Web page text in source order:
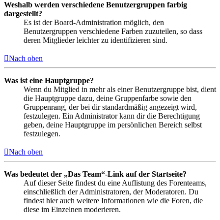
Weshalb werden verschiedene Benutzergruppen farbig
dargestellt?
Es ist der Board-Administration möglich, den
Benutzergruppen verschiedene Farben zuzuteilen, so dass
deren Mitglieder leichter zu identifizieren sind.
Nach oben
Was ist eine Hauptgruppe?
Wenn du Mitglied in mehr als einer Benutzergruppe bist, dient
die Hauptgruppe dazu, deine Gruppenfarbe sowie den
Gruppenrang, der bei dir standardmäßig angezeigt wird,
festzulegen. Ein Administrator kann dir die Berechtigung
geben, deine Hauptgruppe im persönlichen Bereich selbst
festzulegen.
Nach oben
Was bedeutet der „Das Team“-Link auf der Startseite?
Auf dieser Seite findest du eine Auflistung des Forenteams,
einschließlich der Administratoren, der Moderatoren. Du
findest hier auch weitere Informationen wie die Foren, die
diese im Einzelnen moderieren.